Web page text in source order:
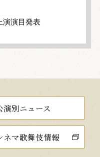
演演目発表
演別ニュース
ネマ歌舞伎情報